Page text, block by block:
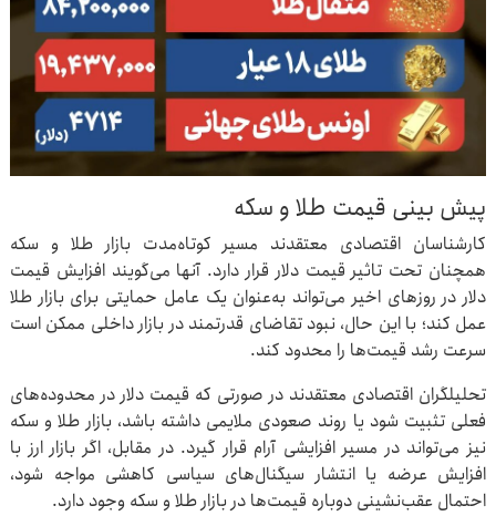
پیش بینی قیمت طلا و سکه
کارشناسان اقتصادی معتقدند مسیر کوتاه‌مدت بازار طلا و سکه
همچنان تحت تاثیر قیمت دلار قرار دارد. آنها می‌گویند افزایش قیمت
دلار در روزهای اخیر می‌تواند به‌عنوان یک عامل حمایتی برای بازار طلا
عمل کند؛ با این حال، نبود تقاضای قدرتمند در بازار داخلی ممکن است
سرعت رشد قیمت‌ها را محدود کند.
تحلیلگران اقتصادی معتقدند در صورتی که قیمت دلار در محدوده‌های
فعلی تثبیت شود یا روند صعودی ملایمی داشته باشد، بازار طلا و سکه
نیز می‌تواند در مسیر افزایشی آرام قرار گیرد. در مقابل، اگر بازار ارز با
افزایش عرضه یا انتشار سیگنال‌های سیاسی کاهشی مواجه شود،
احتمال عقب‌نشینی دوباره قیمت‌ها در بازار طلا و سکه وجود دارد.